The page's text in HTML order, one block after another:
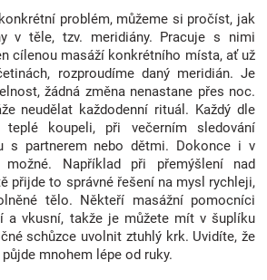
problém, můžeme si pročíst, jak
v těle, tzv. meridiány. Pracuje s nimi
cílenou masáží konkrétního místa, ať už
rozproudíme daný meridián. Je
žádná změna nenastane přes noc.
neudělat každodenní rituál. Každý dle
teplé koupeli, při večerním sledování
s partnerem nebo dětmi. Dokonce i v
Například při přemýšlení nad
přijde to správné řešení na mysl rychleji,
tělo. Někteří masážní pomocníci
a vkusní, takže je můžete mít v šuplíku
schůzce uvolnit ztuhlý krk. Uvidíte, že
mnohem lépe od ruky.